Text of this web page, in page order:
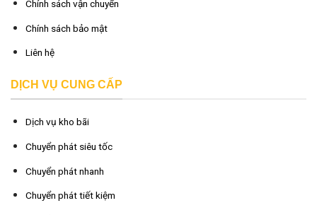
Chính sách vận chuyển
Chính sách bảo mật
Liên hệ
DỊCH VỤ CUNG CẤP
Dịch vụ kho bãi
Chuyển phát siêu tốc
Chuyển phát nhanh
Chuyển phát tiết kiệm